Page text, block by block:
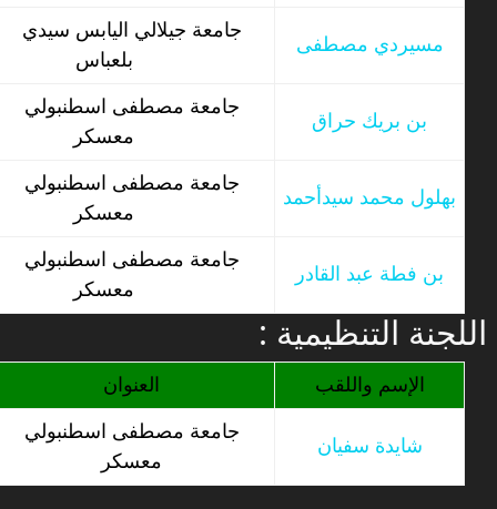
جامعة جيلالي اليابس سيدي
مسيردي مصطفى
جامعة مصطفى اسطنبولي
بن بريك حراق
جامعة مصطفى اسطنبولي
بهلول محمد سيدأحمد
جامعة مصطفى اسطنبولي
بن فطة عبد القادر
: اللجنة التنظيمية
العنوان الإسم واللقب
جامعة مصطفى اسطنبولي
معسكر
شايدة سفيان